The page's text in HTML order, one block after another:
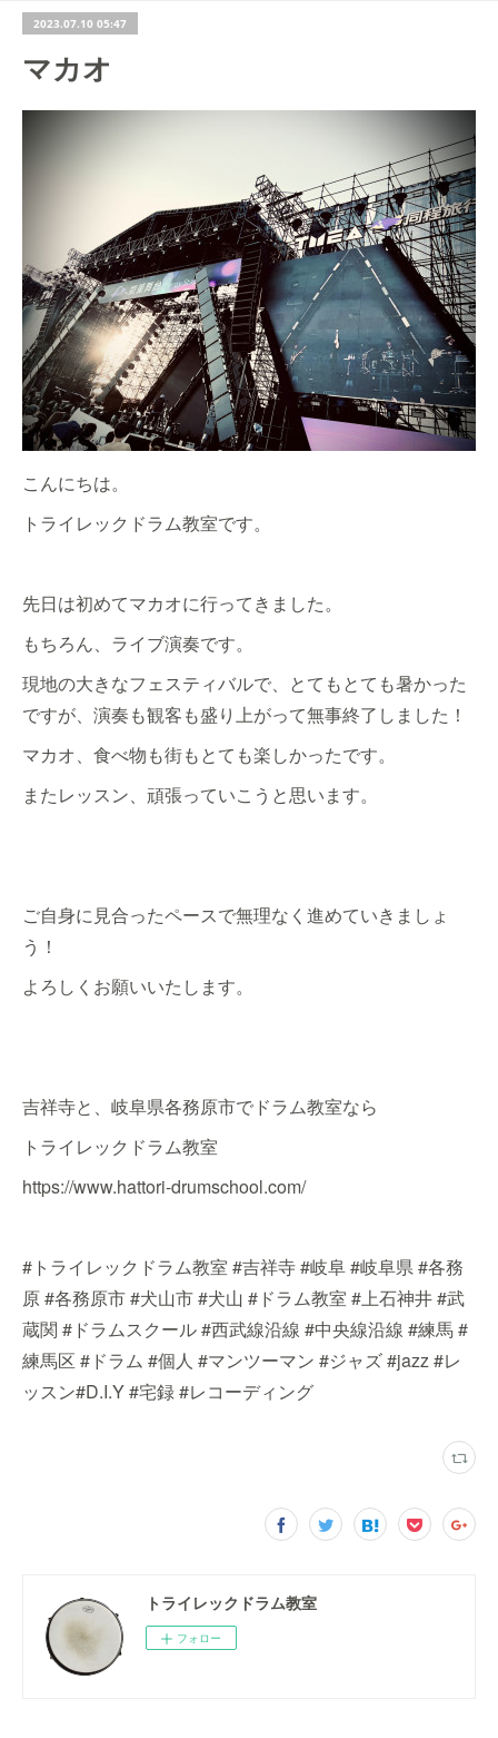
2023.07.10 05:47
マカオ
こんにちは。
トライレックドラム教室です。
先日は初めてマカオに行ってきました。
もちろん、ライブ演奏です。
現地の大きなフェスティバルで、とてもとても暑かった
ですが、演奏も観客も盛り上がって無事終了しました！
マカオ、食べ物も街もとても楽しかったです。
またレッスン、頑張っていこうと思います。
ご自身に見合ったペースで無理なく進めていきましょ
う！
よろしくお願いいたします。
吉祥寺と、岐阜県各務原市でドラム教室なら
トライレックドラム教室
https://www.hattori-drumschool.com/
#トライレックドラム教室 #吉祥寺 #岐阜 #岐阜県 #各務
原 #各務原市 #犬山市 #犬山 #ドラム教室 #上石神井 #武
蔵関 #ドラムスクール #西武線沿線 #中央線沿線 #練馬 #
練馬区 #ドラム #個人 #マンツーマン #ジャズ #jazz #レ
ッスン#D.I.Y #宅録 #レコーディング
トライレックドラム教室
フォロー